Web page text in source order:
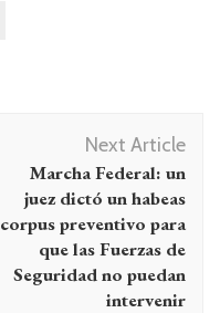
Next Article
Marcha Federal: un
juez dictó un habeas
corpus preventivo para
que las Fuerzas de
Seguridad no puedan
intervenir